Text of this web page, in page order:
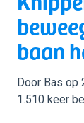
baan
Door Bas op
1.510 keer